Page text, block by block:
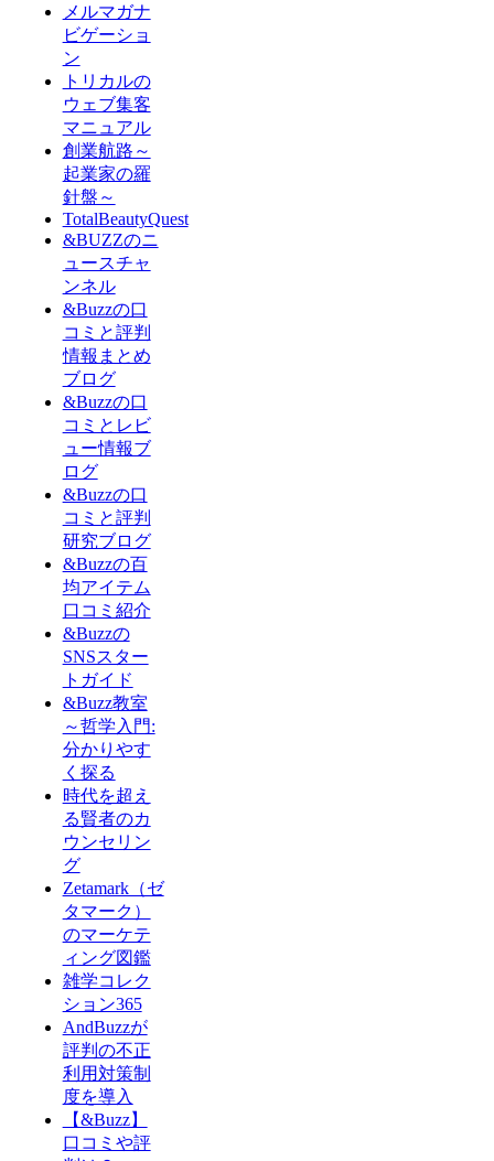
メルマガナ
ビゲーショ
ン
トリカルの
ウェブ集客
マニュアル
創業航路～
起業家の羅
針盤～
TotalBeautyQuest
&BUZZのニ
ュースチャ
ンネル
&Buzzの口
コミと評判
情報まとめ
ブログ
&Buzzの口
コミとレビ
ュー情報ブ
ログ
&Buzzの口
コミと評判
研究ブログ
&Buzzの百
均アイテム
口コミ紹介
&Buzzの
SNSスター
トガイド
&Buzz教室
～哲学入門:
分かりやす
く探る
時代を超え
る賢者のカ
ウンセリン
グ
Zetamark（ゼ
タマーク）
のマーケテ
ィング図鑑
雑学コレク
ション365
AndBuzzが
評判の不正
利用対策制
度を導入
【&Buzz】
口コミや評